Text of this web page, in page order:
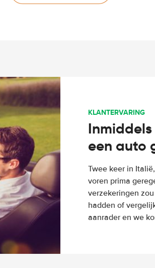
KLANTERVARING
een auto
Twee keer in
voren prima
verzekeringen
hadden of
aanrader en we